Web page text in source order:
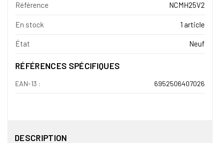
Référence NCMH25V2
En stock 1 article
État Neuf
RÉFÉRENCES SPÉCIFIQUES
EAN-13 : 6952506407026
DESCRIPTION